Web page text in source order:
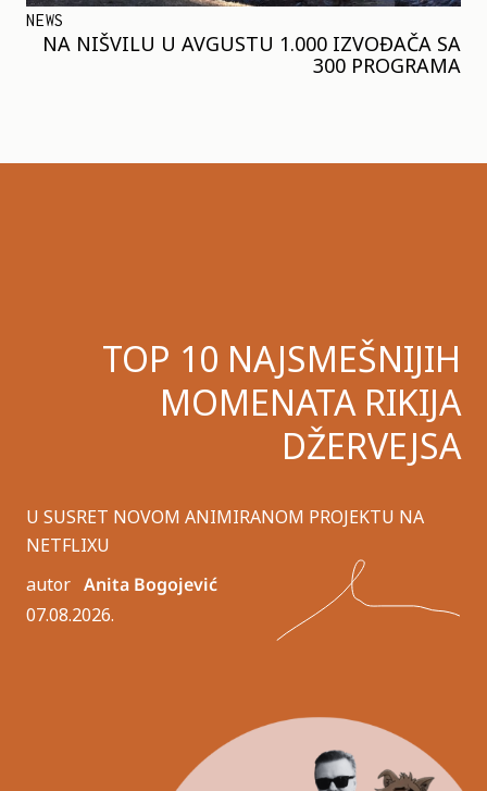
NEWS
NA NIŠVILU U AVGUSTU 1.000 IZVOĐAČA SA
300 PROGRAMA
TOP 10 NAJSMEŠNIJIH
MOMENATA RIKIJA
DŽERVEJSA
U SUSRET NOVOM ANIMIRANOM PROJEKTU NA
NETFLIXU
autor Anita Bogojević
07.08.2026.